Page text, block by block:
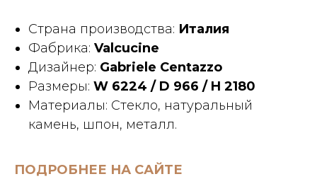
Страна производства: Италия
Фабрика: Valcucine
Дизайнер: Gabriele Centazzo
Размеры: W 6224 / D 966 / H 2180
Материалы: Стекло, натуральный
камень, шпон, металл.
ПОДРОБНЕЕ НА САЙТЕ